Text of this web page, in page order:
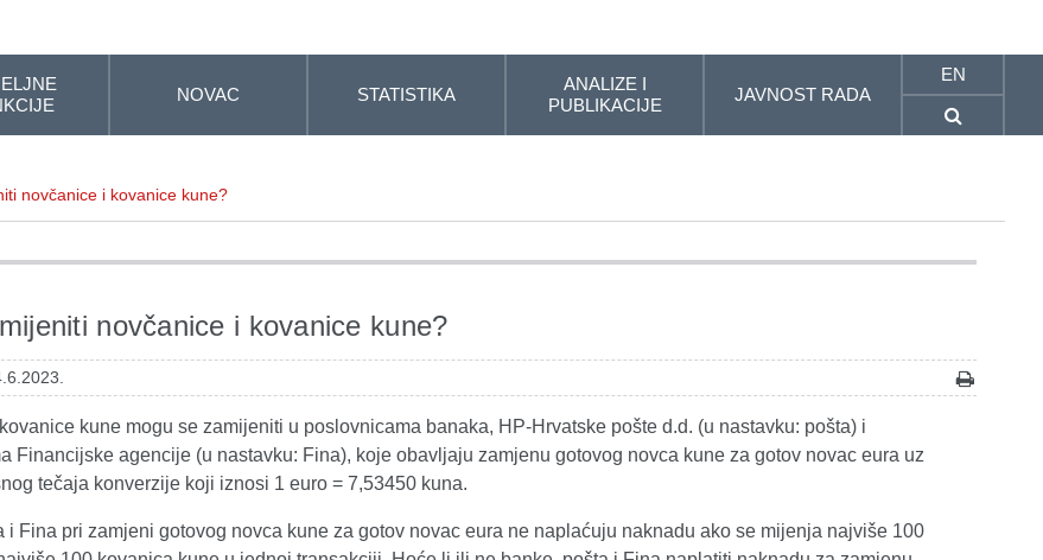
NOVAC STATISTIKA
ANALIZE I
PUBLIKACIJE
JAVNOST RADA
EN
novčanice i kovanice kune?
novčanice i kovanice kune?
kune mogu se zamijeniti u poslovnicama banaka, HP-Hrvatske pošte d.d. (u nastavku: pošta) i
Financijske agencije (u nastavku: Fina), koje obavljaju zamjenu gotovog novca kune za gotov novac eura uz
tečaja konverzije koji iznosi 1 euro = 7,53450 kuna.
i Fina pri zamjeni gotovog novca kune za gotov novac eura ne naplaćuju naknadu ako se mijenja najviše 100